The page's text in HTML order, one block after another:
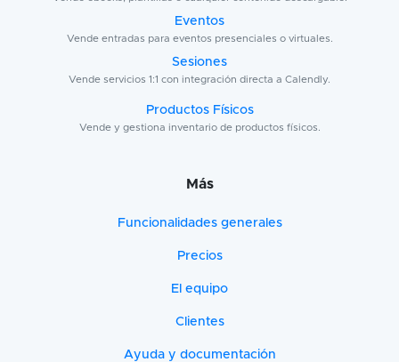
Eventos
Vende entradas para eventos presenciales o virtuales.
Sesiones
Vende servicios 1:1 con integración directa a Calendly.
Productos Físicos
Vende y gestiona inventario de productos físicos.
Más
Funcionalidades generales
Precios
El equipo
Clientes
Ayuda y documentación